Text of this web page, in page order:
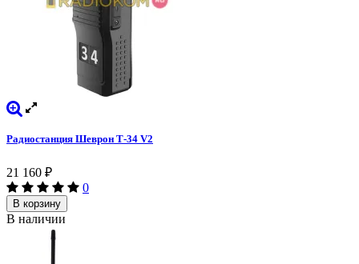
Радиостанция Шеврон Т-34 V2
21 160 ₽
0
В корзину
В наличии